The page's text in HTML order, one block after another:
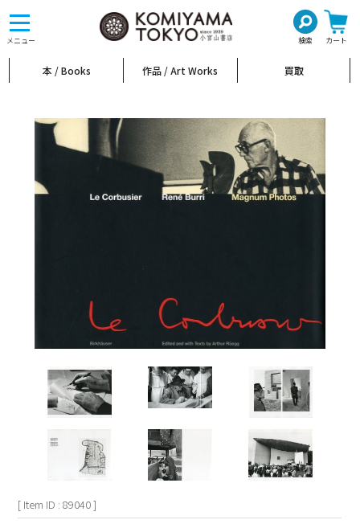
メニュー 検索 カート
toggle
navigation
本 / Books 作品 / Art Works 買取
[ Item ID : 89040 ]